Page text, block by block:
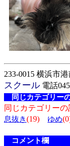
233-0015 横浜市
スクール 電話
同じカテゴリー
同じカテゴリー
息抜き(19) ゆめ
コメント欄